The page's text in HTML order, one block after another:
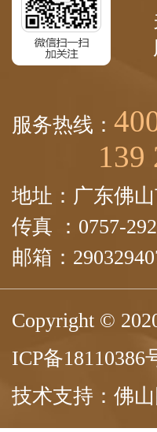
服务热线：
139
地址：广东佛
传真 ：0757-
邮箱：
Copyright ©
ICP备18110386
技术支持： 佛